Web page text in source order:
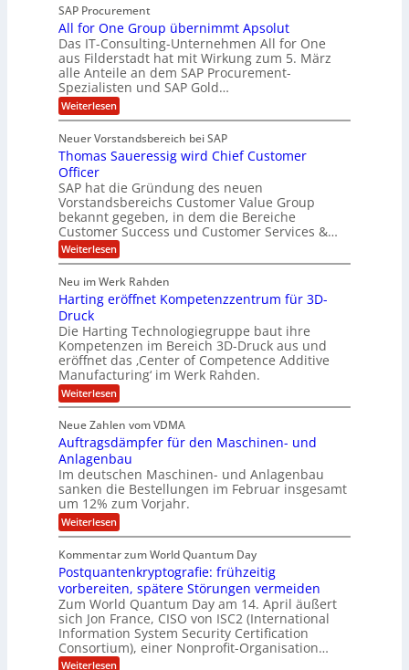
f
b
e
i
I
F
S
e
z
i
a
l
i
s
J
u
l
i
a
H
u
b
e
r
ä
l
t
6
5
M
i
l
l
i
o
n
n
U
S
-
D
o
n
e
n
n
t
C
T
O
V
P
S
a
l
e
s
n
g
i
n
e
r
i
n
g
f
ü
r
E
M
E
A
u
n
d
-
S
e
c
u
r
i
t
y
y
s
e
m
S
t
e
l
l
r
i
e
r
s
i
o
n
3
.
2
SAP Procurement
All for One Group übernimmt Apsolut
Das IT-Consulting-Unternehmen All for One
aus Filderstadt hat mit Wirkung zum 5. März
alle Anteile an dem SAP Procurement-
Spezialisten und SAP Gold…
Weiterlesen:
A
l
f
r
O
n
e
G
r
o
p
ü
r
n
i
m
m
t
A
p
s
o
l
u
t
Neuer Vorstandsbereich bei SAP
Thomas Saueressig wird Chief Customer
Officer
SAP hat die Gründung des neuen
Vorstandsbereichs Customer Value Group
bekannt gegeben, in dem die Bereiche
Customer Success und Customer Services &…
Weiterlesen:
T
o
m
S
a
u
e
r
e
s
i
w
i
r
d
C
h
i
e
f
C
u
s
t
o
m
e
Neu im Werk Rahden
Harting eröffnet Kompetenzzentrum für 3D-
Druck
Die Harting Technologiegruppe baut ihre
Kompetenzen im Bereich 3D-Druck aus und
eröffnet das ‚Center of Competence Additive
Manufacturing‘ im Werk Rahden.
Weiterlesen:
H
r
t
i
n
g
e
r
ö
f
n
e
t
K
o
m
p
e
t
Neue Zahlen vom VDMA
Auftragsdämpfer für den Maschinen- und
Anlagenbau
Im deutschen Maschinen- und Anlagenbau
sanken die Bestellungen im Februar insgesamt
um 12% zum Vorjahr.
Weiterlesen:
A
f
t
r
a
g
s
d
ä
m
Kommentar zum World Quantum Day
Postquantenkryptografie: frühzeitig
vorbereiten, spätere Störungen vermeiden
Zum World Quantum Day am 14. April äußert
sich Jon France, CISO von ISC2 (International
Information System Security Certification
Consortium), einer Nonprofit-Organisation…
Weiterlesen: